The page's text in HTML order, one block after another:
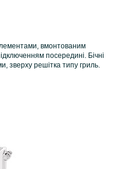
вмонтованим
посередині. Бічні
зверху решітка типу гриль.